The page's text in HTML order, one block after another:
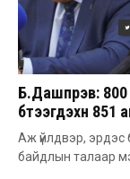
Б.Дашпүрэв:
бүтээгдэхүүн
Аж үйлдвэр,
байдлын талаар